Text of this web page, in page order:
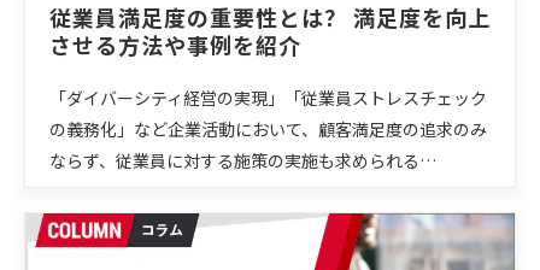
従業員満足度の重要性とは？ 満足度を向上
させる方法や事例を紹介
「ダイバーシティ経営の実現」「従業員ストレスチェック
の義務化」など企業活動において、顧客満足度の追求のみ
ならず、従業員に対する施策の実施も求められる…